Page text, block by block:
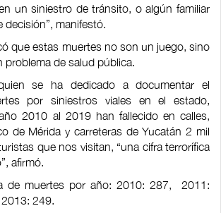
un siniestro de tránsito, o algún familiar
decisión”, manifestó.
que estas muertes no son un juego, sino
problema de salud pública.
se ha dedicado a documentar el
por siniestros viales en el estado,
2010 al 2019 han fallecido en calles,
de Mérida y carreteras de Yucatán 2 mil
que nos visitan, “una cifra terrorífica
afirmó.
de muertes por año: 2010: 287, 2011:
249.